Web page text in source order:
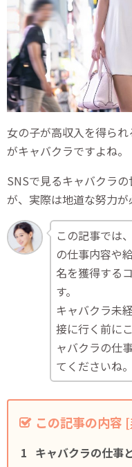
女の子が高収入を得ら
がキャバクラですよね。
SNSで見るキャバクラ
が、実際は地道な努力が
この記事では
の仕事内容や
名を獲得する
す。
キャバクラ未
接に行く前に
ャバクラの仕
てくださいね。
この記事の内容 [
キャバクラの仕事